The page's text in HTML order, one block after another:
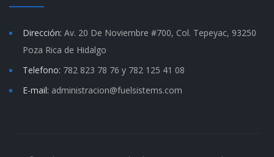
Dirección: Av. 20 De Noviembre #700, Col. Tepeyac, 93250
Poza Rica de Hidalgo
Telefono: 782 823 78 76 y 782 125 41 08
E-mail: administracion@fuelsistems.com